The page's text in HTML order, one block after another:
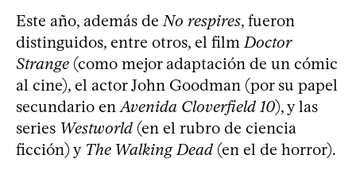
Este año, además deNo respires, fueron
distinguidos, entre otros, el filmDoctor
Strange (como mejor adaptación de un cómic
al cine), el actor John Goodman (por su papel
secundario enAvenida Cloverfield 10), y las
series Westworld (en el rubro de ciencia
ficción) y The Walking Dead (en el de horror).